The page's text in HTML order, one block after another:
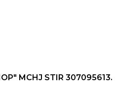
MCHJ STIR 307095613.